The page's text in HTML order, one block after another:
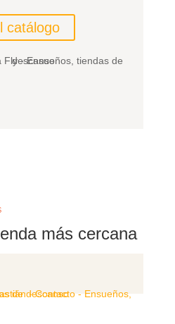
catálogo
más cercana